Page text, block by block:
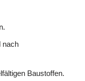
nach
Baustoffen.